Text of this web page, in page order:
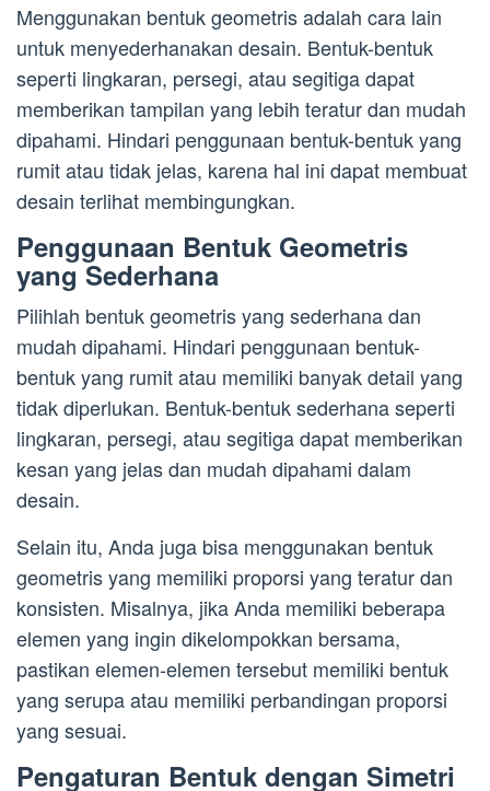
Menggunakan bentuk geometris adalah cara lain
untuk menyederhanakan desain. Bentuk-bentuk
seperti lingkaran, persegi, atau segitiga dapat
memberikan tampilan yang lebih teratur dan mudah
dipahami. Hindari penggunaan bentuk-bentuk yang
rumit atau tidak jelas, karena hal ini dapat membuat
desain terlihat membingungkan.
Penggunaan Bentuk Geometris
yang Sederhana
Pilihlah bentuk geometris yang sederhana dan
mudah dipahami. Hindari penggunaan bentuk-
bentuk yang rumit atau memiliki banyak detail yang
tidak diperlukan. Bentuk-bentuk sederhana seperti
lingkaran, persegi, atau segitiga dapat memberikan
kesan yang jelas dan mudah dipahami dalam
desain.
Selain itu, Anda juga bisa menggunakan bentuk
geometris yang memiliki proporsi yang teratur dan
konsisten. Misalnya, jika Anda memiliki beberapa
elemen yang ingin dikelompokkan bersama,
pastikan elemen-elemen tersebut memiliki bentuk
yang serupa atau memiliki perbandingan proporsi
yang sesuai.
Pengaturan Bentuk dengan Simetri